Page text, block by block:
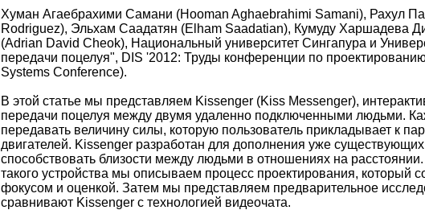
Хуман Агаебрахими Самани (Hooman Aghaebrahimi Samani), Рахул
Rodriguez), Эльхам Саадатян (Elham Saadatian), Кумуду Харшадева
(Adrian David Cheok), Национальный университет Сингапура и
передачи поцелуя", DIS '2012: Труды конференции по
Systems Conference).
В этой статье мы представляем Kissenger (Kiss Messenger),
передачи поцелуя между двумя удаленно подключенными людьми.
передавать величину силы, которую пользователь прикладывает к
двигателей. Kissenger разработан для дополнения уже
способствовать близости между людьми в отношениях на
такого устройства мы описываем процесс проектирования, который
фокусом и оценкой. Затем мы представляем предварительное
сравнивают Kissenger с технологией видеочата.